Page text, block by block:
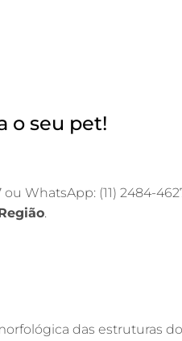
o seu pet!
WhatsApp: (11) 2484-
.
das estruturas do